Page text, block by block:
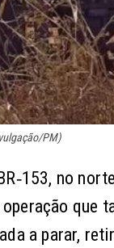
PM)
no
que
a parar,